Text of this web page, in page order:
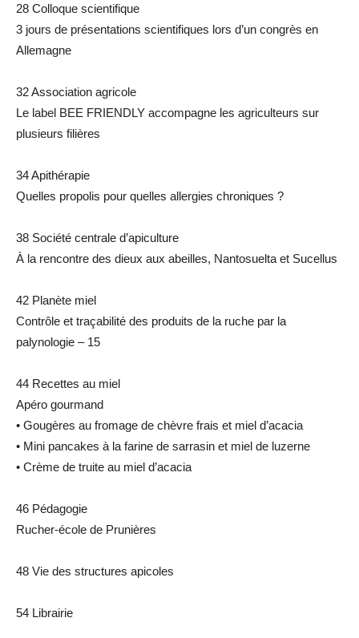
28 Colloque scientifique
3 jours de présentations scientifiques lors d’un congrès en
Allemagne
32 Association agricole
Le label BEE FRIENDLY accompagne les agriculteurs sur
plusieurs filières
34 Apithérapie
Quelles propolis pour quelles allergies chroniques ?
38 Société centrale d’apiculture
À la rencontre des dieux aux abeilles, Nantosuelta et Sucellus
42 Planète miel
Contrôle et traçabilité des produits de la ruche par la
palynologie – 15
44 Recettes au miel
Apéro gourmand
• Gougères au fromage de chèvre frais et miel d’acacia
• Mini pancakes à la farine de sarrasin et miel de luzerne
• Crème de truite au miel d’acacia
46 Pédagogie
Rucher-école de Prunières
48 Vie des structures apicoles
54 Librairie